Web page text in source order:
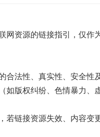
网资源的链接指引，仅
法性、真实性、安全
如版权纠纷、色情暴力
链接资源失效、内容变